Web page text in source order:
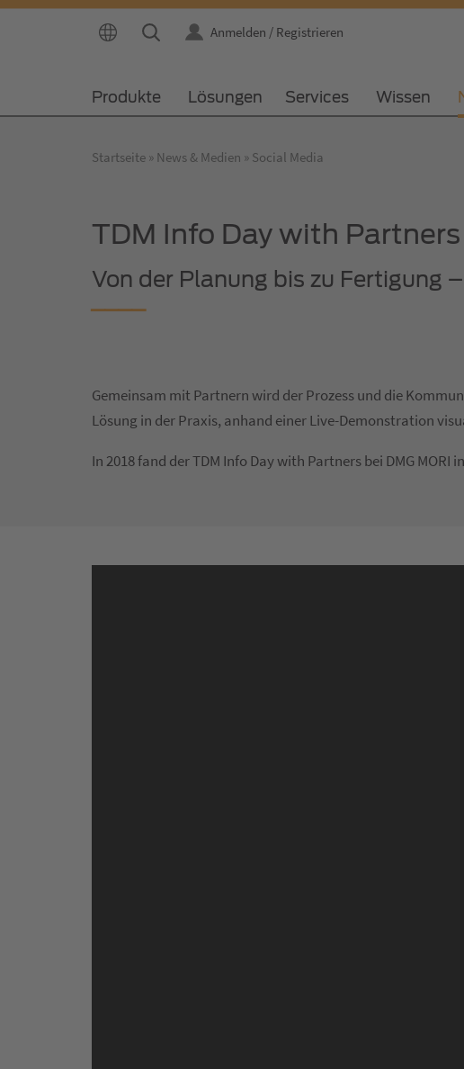
Anmelden / Registrieren
Produkte Lösungen Services Wissen
Startseite News & Medien Social Media
TDM Info Day with Partners
Von der Planung bis zu Fertigung
Gemeinsam mit Partnern wird der Prozess und die
Lösung in der Praxis, anhand einer Live-Demonstration
In 2018 fand der TDM Info Day with Partners bei DMG MORI